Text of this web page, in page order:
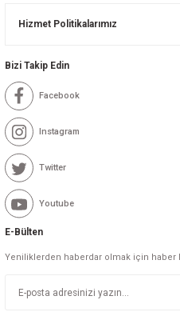
Hizmet Politikalarımız
Bizi Takip Edin
Facebook
Instagram
Twitter
Youtube
E-Bülten
Yeniliklerden haberdar olmak için haber